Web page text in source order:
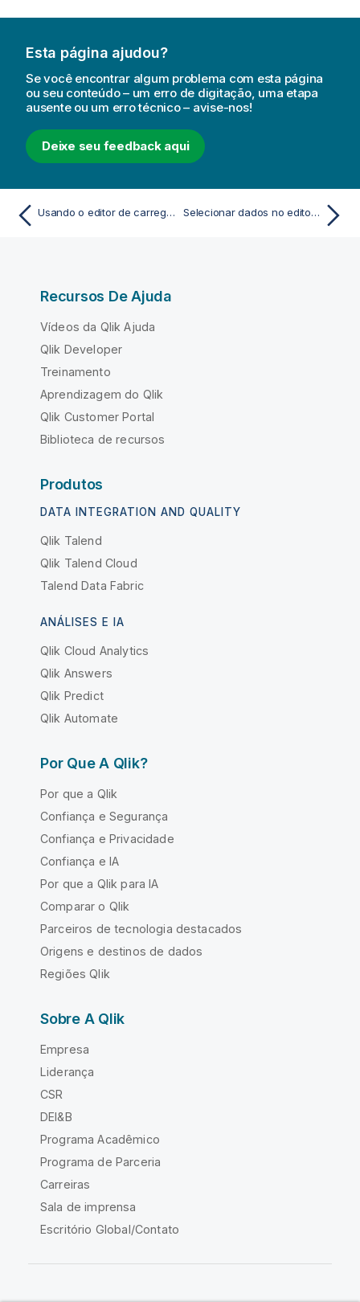
Esta página ajudou?
Se você encontrar algum problema com esta página
ou seu conteúdo – um erro de digitação, uma etapa
ausente ou um erro técnico – avise-nos!
Deixe seu feedback aqui
Usando o editor de carregamento de dados Selecionar dados no editor da carregamento de dados
Recursos De Ajuda
Vídeos da Qlik Ajuda
Qlik Developer
Treinamento
Aprendizagem do Qlik
Qlik Customer Portal
Biblioteca de recursos
Produtos
DATA INTEGRATION AND QUALITY
Qlik Talend
Qlik Talend Cloud
Talend Data Fabric
ANÁLISES E IA
Qlik Cloud Analytics
Qlik Answers
Qlik Predict
Qlik Automate
Por Que A Qlik?
Por que a Qlik
Confiança e Segurança
Confiança e Privacidade
Confiança e IA
Por que a Qlik para IA
Comparar o Qlik
Parceiros de tecnologia destacados
Origens e destinos de dados
Regiões Qlik
Sobre A Qlik
Empresa
Liderança
CSR
DEI&B
Programa Acadêmico
Programa de Parceria
Carreiras
Sala de imprensa
Escritório Global/Contato